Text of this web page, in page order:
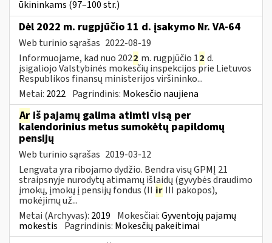
ūkininkams (97–100 str.)
Dėl 2022 m. rugpjūčio 11 d. įsakymo Nr. VA-64
Web turinio sąrašas 2022-08-19
Informuojame, kad nuo 2022 m. rugpjūčio 12 d.
įsigaliojo Valstybinės mokesčių inspekcijos prie Lietuvos
Respublikos finansų ministerijos viršininko...
Metai: 2022 Pagrindinis: Mokesčio naujiena
Ar iš pajamų galima atimti visą per
kalendorinius metus sumokėtų papildomų
pensijų
Web turinio sąrašas 2019-03-12
Lengvata yra ribojamo dydžio. Bendra visų GPMĮ 21
straipsnyje nurodytų atimamų išlaidų (gyvybės draudimo
įmokų, įmokų į pensijų fondus (II ir III pakopos),
mokėjimų už...
Metai (Archyvas): 2019 Mokesčiai:Gyventojų pajamų
mokestis Pagrindinis: Mokesčių pakeitimai